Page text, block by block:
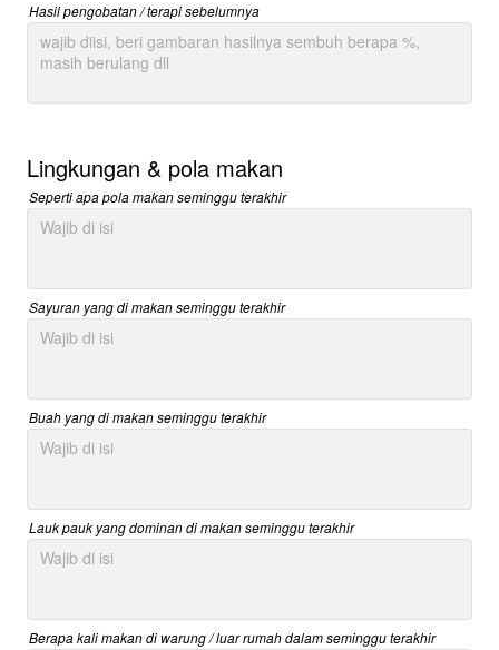
Hasil pengobatan / terapi sebelumnya
Lingkungan & pola makan
Seperti apa pola makan seminggu terakhir
Sayuran yang di makan seminggu terakhir
Buah yang di makan seminggu terakhir
Lauk pauk yang dominan di makan seminggu terakhir
Berapa kali makan di warung / luar rumah dalam seminggu terakhir